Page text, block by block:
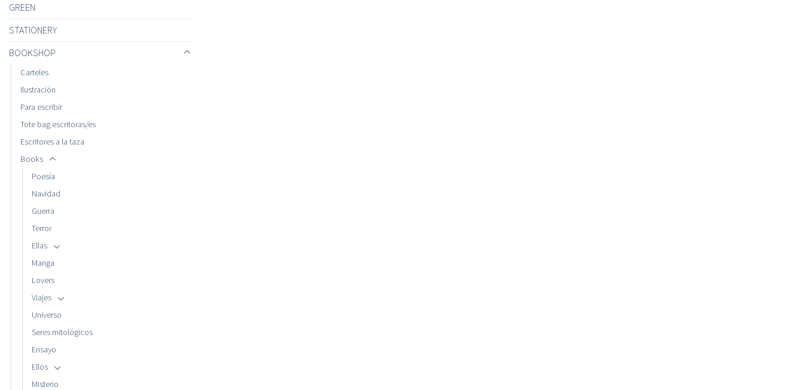
GREEN
STATIONERY
BOOKSHOP
Carteles
Ilustración
Para escribir
Tote bag escritoras/es
Escritores a la taza
Books
Poesía
Navidad
Guerra
Terror
Ellas
Manga
Lovers
Viajes
Universo
Seres mitológicos
Ensayo
Ellos
Misterio